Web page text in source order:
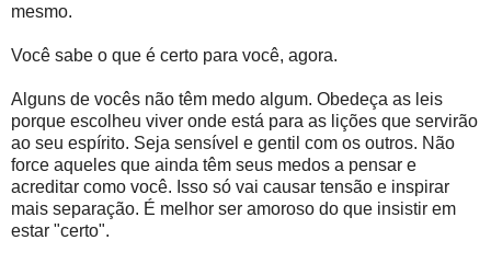
mesmo.
Você sabe o que é certo para você, agora.
Alguns de vocês não têm medo algum. Obedeça as leis
porque escolheu viver onde está para as lições que servirão
ao seu espírito. Seja sensível e gentil com os outros. Não
force aqueles que ainda têm seus medos a pensar e
acreditar como você. Isso só vai causar tensão e inspirar
mais separação. É melhor ser amoroso do que insistir em
estar "certo".